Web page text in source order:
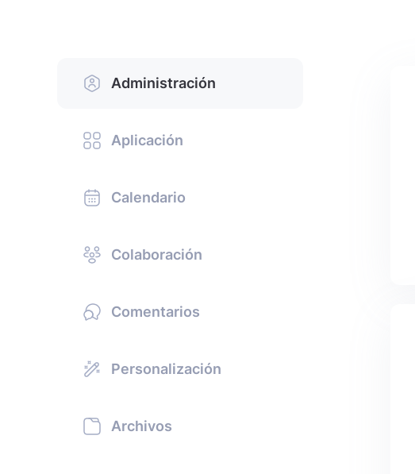
Administración
Aplicación
Calendario
Colaboración
Comentarios
Personalización
Archivos